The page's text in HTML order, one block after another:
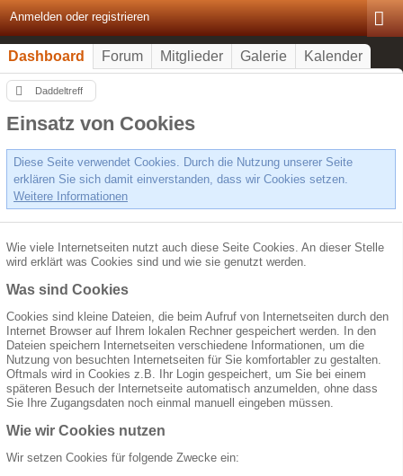
Anmelden oder registrieren
Dashboard Forum Mitglieder Galerie Kalender
Daddeltreff
Einsatz von Cookies
Diese Seite verwendet Cookies. Durch die Nutzung unserer Seite
erklären Sie sich damit einverstanden, dass wir Cookies setzen.
Weitere Informationen
Wie viele Internetseiten nutzt auch diese Seite Cookies. An dieser Stelle
wird erklärt was Cookies sind und wie sie genutzt werden.
Was sind Cookies
Cookies sind kleine Dateien, die beim Aufruf von Internetseiten durch den
Internet Browser auf Ihrem lokalen Rechner gespeichert werden. In den
Dateien speichern Internetseiten verschiedene Informationen, um die
Nutzung von besuchten Internetseiten für Sie komfortabler zu gestalten.
Oftmals wird in Cookies z.B. Ihr Login gespeichert, um Sie bei einem
späteren Besuch der Internetseite automatisch anzumelden, ohne dass
Sie Ihre Zugangsdaten noch einmal manuell eingeben müssen.
Wie wir Cookies nutzen
Wir setzen Cookies für folgende Zwecke ein: